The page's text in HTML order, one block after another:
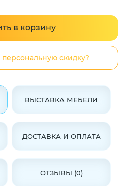
в корзину
персональную скидку?
ВЫСТАВКА МЕБЕЛИ
ДОСТАВКА И ОПЛАТА
ОТЗЫВЫ (0)